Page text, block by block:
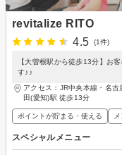
revitalize RITO
4.5
(1件)
【大曽根駅から徒歩13分】お
す♪♪
アクセス：JR中央本線・名
田(愛知)駅 徒歩13分
ポイントが貯まる・使える
スペシャルメニュー